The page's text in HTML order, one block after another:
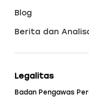
Blog
Berita dan
Legalitas
Badan Pengawas